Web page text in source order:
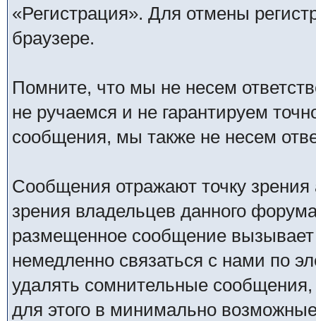
«Регистрация». Для отмены
браузере.
Помните, что мы не несем
не ручаемся и не гарантируем
сообщения, мы также не несем
Сообщения отражают точку зрения
зрения владельцев данного
размещенное сообщение
немедленно связаться с нами по
удалять сомнительные
для этого в минимально